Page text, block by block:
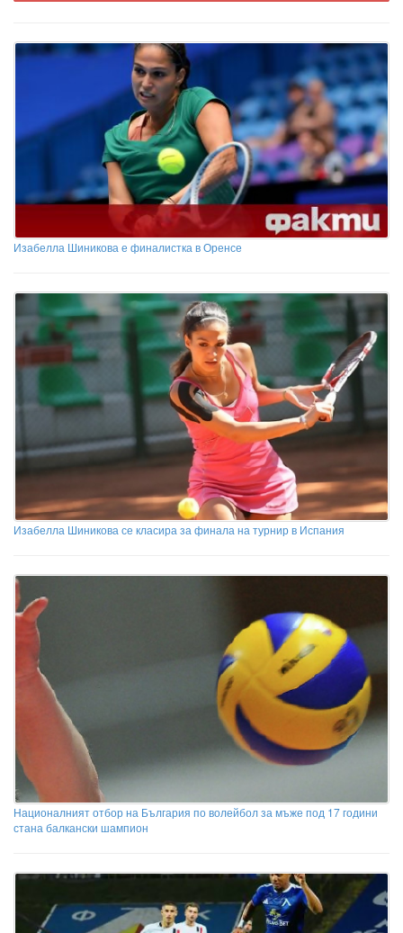
Изабелла Шиникова е финалистка в Оренсе
Изабелла Шиникова се класира за финала на турнир в Испания
Националният отбор на България по волейбол за мъже под 17 години
стана балкански шампион